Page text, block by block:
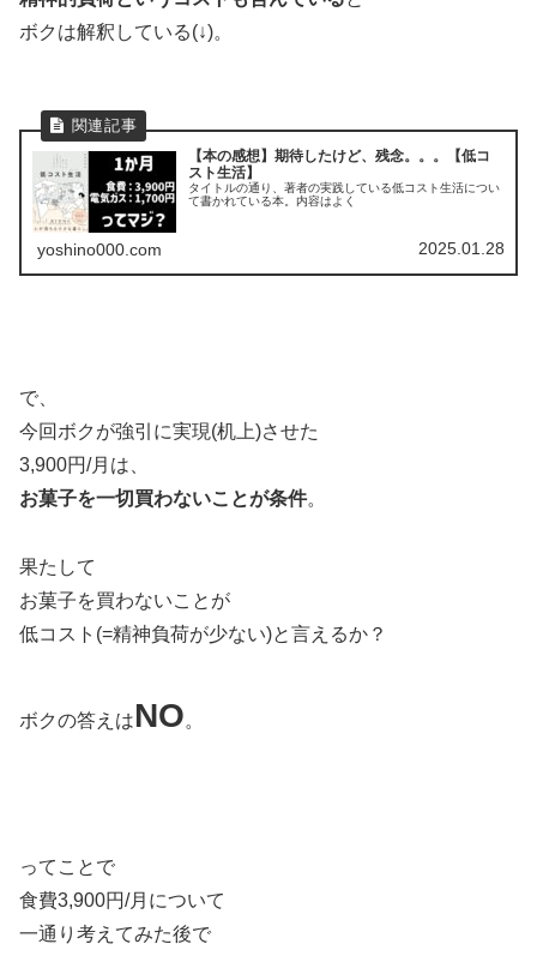
ボクは解釈している(↓)。
【本の感想】期待したけど、残念。。。【低コ
スト生活】
タイトルの通り、著者の実践している低コスト生活につい
て書かれている本。内容はよく
yoshino000.com 2025.01.28
で、
今回ボクが強引に実現(机上)させた
3,900円/月は、
お菓子を一切買わないことが条件。
果たして
お菓子を買わないことが
低コスト(=精神負荷が少ない)と言えるか？
ボクの答えはNO。
ってことで
食費3,900円/月について
一通り考えてみた後で